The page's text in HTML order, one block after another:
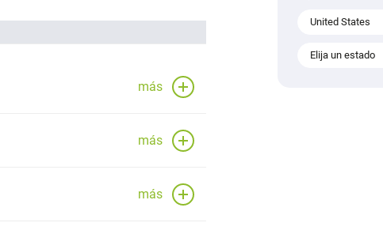
más
más
más
United States
Elija un estado